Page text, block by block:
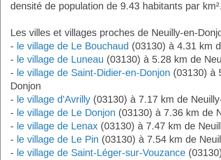
densité de population de 9.43 habitants par
Les villes et villages proches de Neuilly-en-
- le village de Le Bouchaud (03130) à 4.31 km
- le village de Luneau (03130) à 5.28 km de
- le village de Saint-Didier-en-Donjon (03130) à
Donjon
- le village d'Avrilly (03130) à 7.17 km de
- le village de Le Donjon (03130) à 7.36 km de
- le village de Lenax (03130) à 7.47 km de
- le village de Le Pin (03130) à 7.54 km de
- le village de Saint-Léger-sur-Vouzance